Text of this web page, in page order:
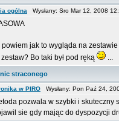
ogólna Wysłany: Sro Mar 12, 2008
powiem jak to wygląda na
Bo taki był pod ręką
...
straconego
w PIRO Wysłany: Pon Paź 24,
pozwala w szybki i
sie gdy mając do dyspozycji